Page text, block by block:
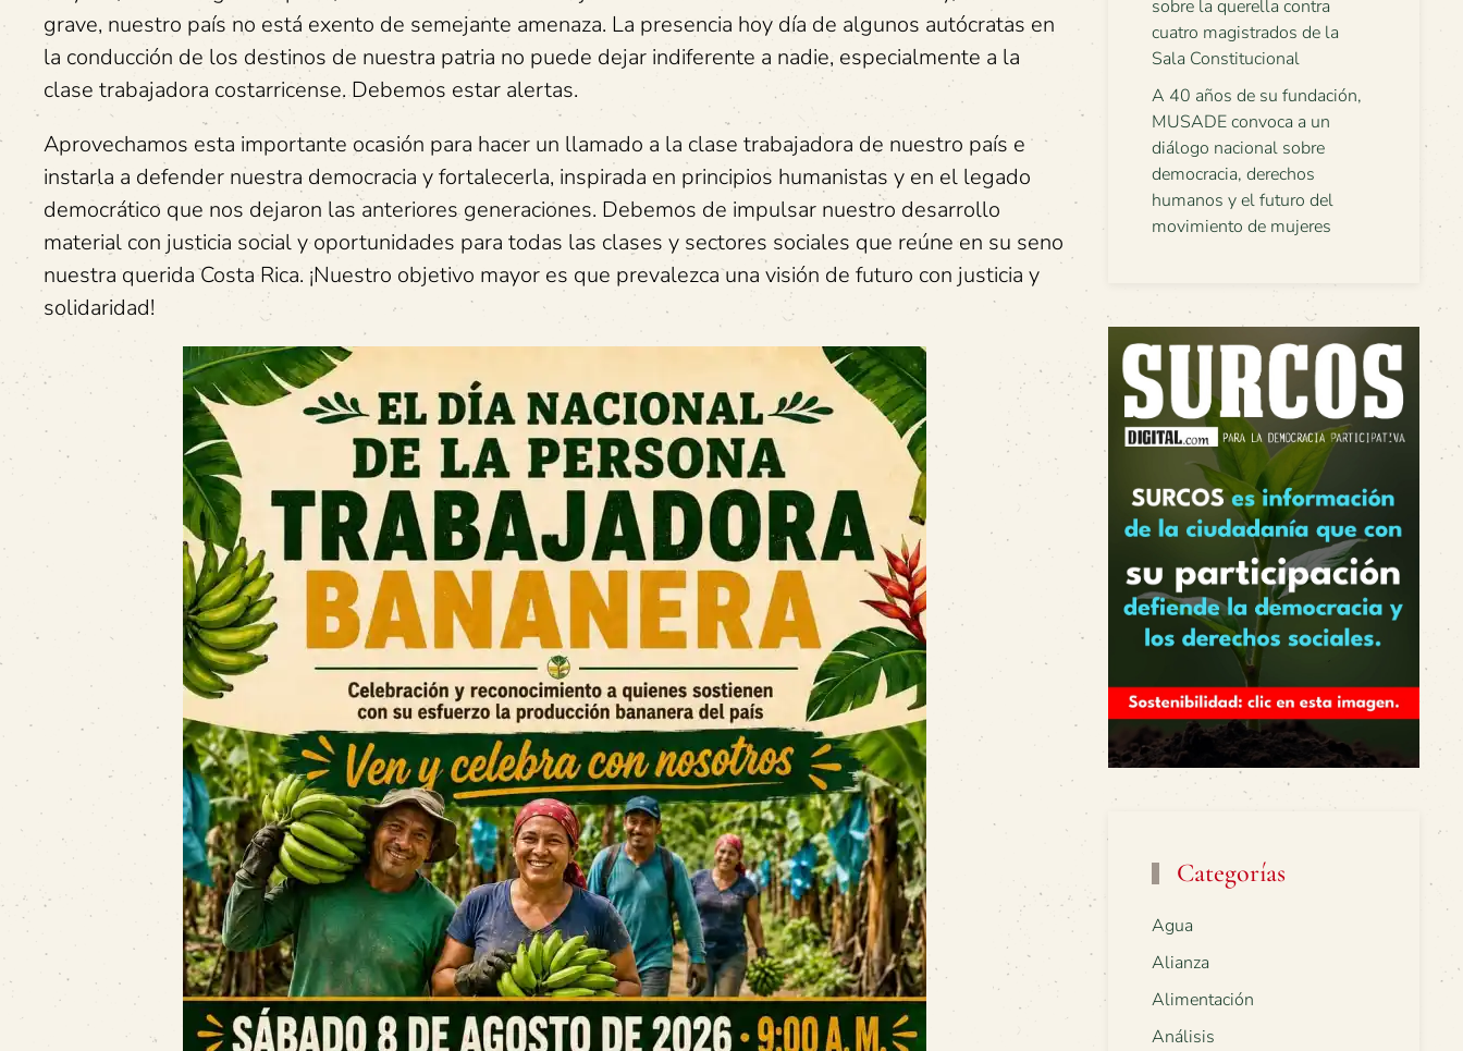
grave, nuestro país no está exento de semejante amenaza. La presencia hoy día de algunos autócratas en
la conducción de los destinos de nuestra patria no puede dejar indiferente a nadie, especialmente a la
clase trabajadora costarricense. Debemos estar alertas.
Aprovechamos esta importante ocasión para hacer un llamado a la clase trabajadora de nuestro país e
instarla a defender nuestra democracia y fortalecerla, inspirada en principios humanistas y en el legado
democrático que nos dejaron las anteriores generaciones. Debemos de impulsar nuestro desarrollo
material con justicia social y oportunidades para todas las clases y sectores sociales que reúne en su seno
nuestra querida Costa Rica. ¡Nuestro objetivo mayor es que prevalezca una visión de futuro con justicia y
solidaridad!
sobre la querella contra
cuatro magistrados de la
Sala Constitucional
A 40 años de su fundación,
MUSADE convoca a un
diálogo nacional sobre
democracia, derechos
humanos y el futuro del
movimiento de mujeres
Categorías
Agua
Alianza
Alimentación
Análisis